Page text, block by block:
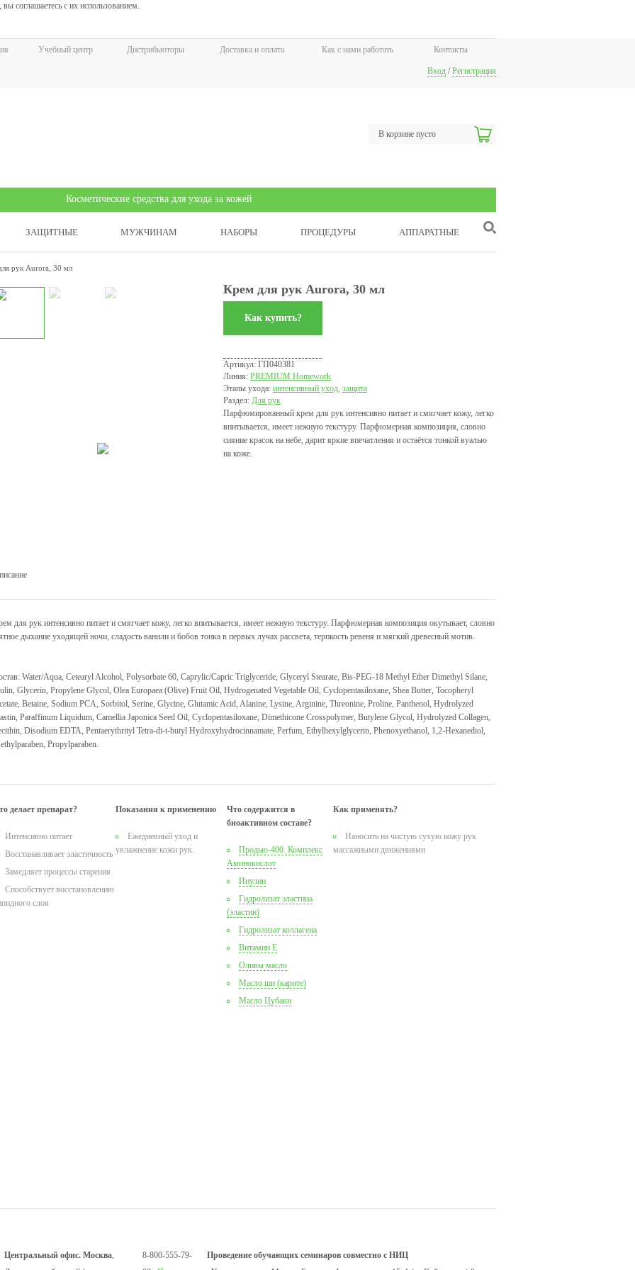
соглашаетесь с их использованием.
Учебный центр Дистрибьюторы Доставка и оплата Как с нами работать Контакты
Вход / Регистрация
В корзине пусто
Косметические средства для ухода за кожей
ЗАЩИТНЫЕ МУЖЧИНАМ НАБОРЫ ПРОЦЕДУРЫ АППАРАТНЫЕ
рук Aurora, 30 мл
Крем для рук Aurora, 30 мл
Как купить?
Артикул: ГП040381
Линия: PREMIUM Homework
Этапы ухода: интенсивный уход, защита
Раздел: Для рук
Парфюмированный крем для рук интенсивно питает и смягчает кожу, легко
впитывается, имеет нежную текстуру. Парфюмерная композиция, словно
сияние красок на небе, дарит яркие впечатления и остаётся тонкой вуалью
на коже.
для рук интенсивно питает и смягчает кожу, легко впитывается, имеет нежную текстуру. Парфюмерная композиция окутывает, словно
дыхание уходящей ночи, сладость ванили и бобов тонка в первых лучах рассвета, терпкость ревеня и мягкий древесный мотив.
Water/Aqua, Cetearyl Alcohol, Polysorbate 60, Caprylic/Capric Triglyceride, Glyceryl Stearate, Bis-PEG-18 Methyl Ether Dimethyl Silane,
Glycerin, Propylene Glycol, Olea Europaea (Olive) Fruit Oil, Hydrogenated Vegetable Oil, Cyclopentasiloxane, Shea Butter, Tocopheryl
Betaine, Sodium PCA, Sorbitol, Serine, Glycine, Glutamic Acid, Alanine, Lysine, Arginine, Threonine, Proline, Panthenol, Hydrolyzed
Paraffinum Liquidum, Camellia Japonica Seed Oil, Cyclopentasiloxane, Dimethicone Crosspolymer, Butylene Glycol, Hydrolyzed Collagen,
Disodium EDTA, Pentaerythrityl Tetra-di-t-butyl Hydroxyhydrocinnamate, Perfum, Ethylhexylglycerin, Phenoxyethanol, 1,2-Hexanediol,
Propylparaben.
делает препарат?
Интенсивно питает
Восстанавливает эластичность
Замедляет процессы старения
Способствует восстановлению
слоя
Показания к применению
Ежедневный уход и
увлажнение кожи рук.
Что содержится в
биоактивном составе?
Продью-400. Комплекс
Аминокислот
Инулин
Гидролизат эластина
(эластин)
Гидролизат коллагена
Витамин Е
Оливы масло
Масло ши (карите)
Масло Цубаки
Как применять?
Наносить на чистую сухую кожу рук
массажными движениями
Центральный офис. Москва,
8-800-555-79-
Проведение обучающих семинаров совместно с НИЦ